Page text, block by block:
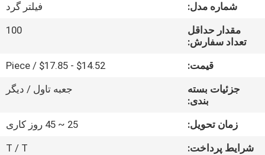
کنترل
شماره مدل:
فیلتر گرد
مقدار حداقل
تعداد سفارش:
100
قیمت:
$14.52 - $17.85 / Piece
جزئیات بسته
بندی:
جعبه تاول / دیگر
زمان تحویل:
25 ~ 45 روز کاری
شرایط پرداخت:
T / T